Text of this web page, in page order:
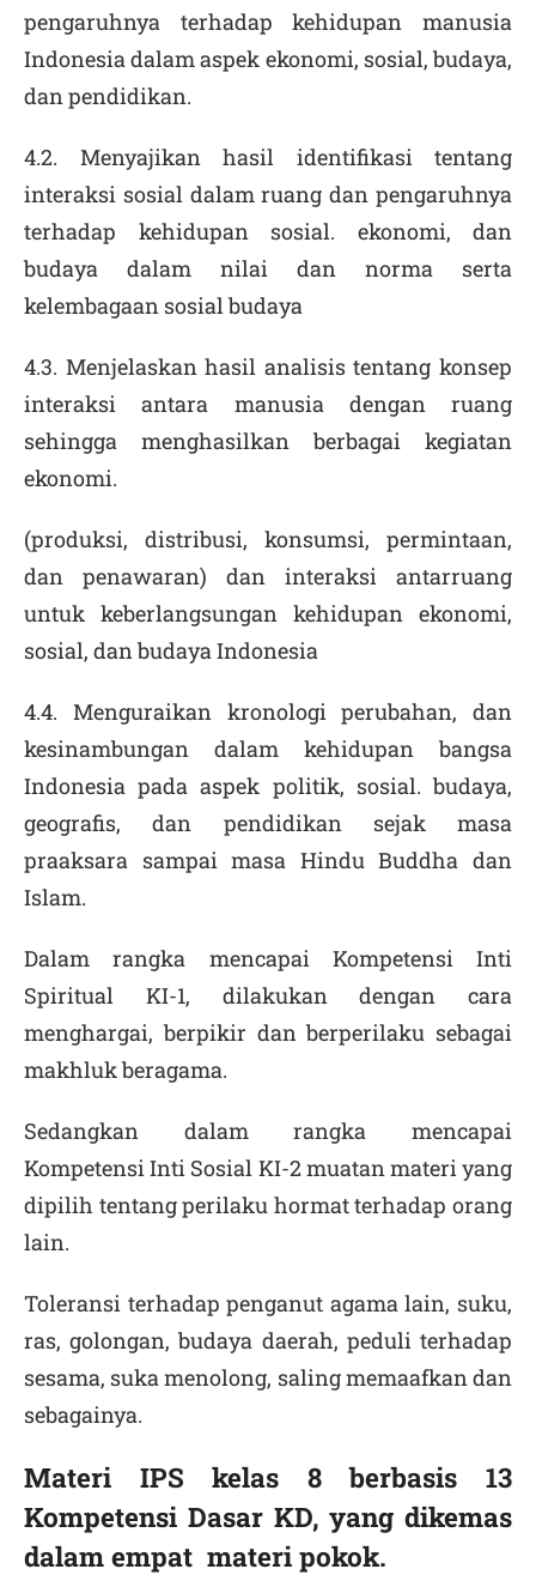
pengaruhnya terhadap kehidupan manusia
Indonesia dalam aspek ekonomi, sosial, budaya,
dan pendidikan.
4.2. Menyajikan hasil identifikasi tentang
interaksi sosial dalam ruang dan pengaruhnya
terhadap kehidupan sosial. ekonomi, dan
budaya dalam nilai dan norma serta
kelembagaan sosial budaya
4.3. Menjelaskan hasil analisis tentang konsep
interaksi antara manusia dengan ruang
sehingga menghasilkan berbagai kegiatan
ekonomi.
(produksi, distribusi, konsumsi, permintaan,
dan penawaran) dan interaksi antarruang
untuk keberlangsungan kehidupan ekonomi,
sosial, dan budaya Indonesia
4.4. Menguraikan kronologi perubahan, dan
kesinambungan dalam kehidupan bangsa
Indonesia pada aspek politik, sosial. budaya,
geografis, dan pendidikan sejak masa
praaksara sampai masa Hindu Buddha dan
Islam.
Dalam rangka mencapai Kompetensi Inti
Spiritual KI-1, dilakukan dengan cara
menghargai, berpikir dan berperilaku sebagai
makhluk beragama.
Sedangkan dalam rangka mencapai
Kompetensi Inti Sosial KI-2 muatan materi yang
dipilih tentang perilaku hormat terhadap orang
lain.
Toleransi terhadap penganut agama lain, suku,
ras, golongan, budaya daerah, peduli terhadap
sesama, suka menolong, saling memaafkan dan
sebagainya.
Materi IPS kelas 8 berbasis 13
Kompetensi Dasar KD, yang dikemas
dalam empat materi pokok.